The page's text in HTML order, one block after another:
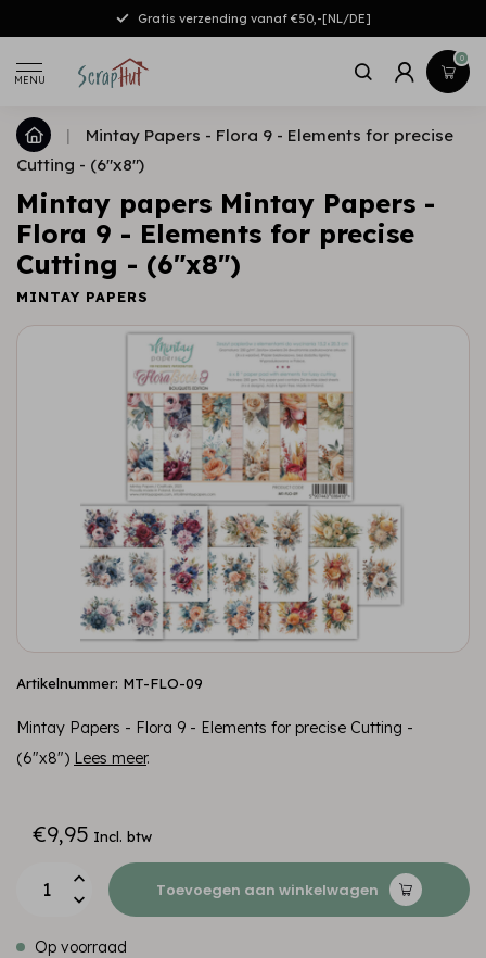
Gratis verzending vanaf €50,-[NL/DE]
MENU
0
|
Mintay Papers - Flora 9 - Elements for precise
Cutting - (6"x8")
Mintay papers Mintay Papers -
Flora 9 - Elements for precise
Cutting - (6"x8")
MINTAY PAPERS
Artikelnummer: MT-FLO-09
Mintay Papers - Flora 9 - Elements for precise Cutting -
(6"x8") Lees meer.
€9,95 Incl. btw
Toevoegen aan winkelwagen
Op voorraad